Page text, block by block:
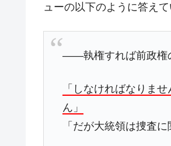
米国下院「韓
する差別。許してはおかぬ
『Money1』 韓国ボンクラ政
『Money1』 韓国･加徳島新
『Money1』
発動！
ューの以下のように答えて
――執権すれば前政権
「しなければなりま
ん」
「だが大統領は捜査